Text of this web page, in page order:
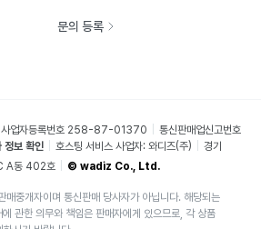
문의 등록
사업자등록번호 258-87-01370
통신판매업신고번호
정보 확인 호스팅 서비스 사업자: 와디즈(주)
경기
A동 402호
© wadiz Co., Ltd.
매중개자이며 통신판매 당사자가 아닙니다. 해당되는
관한 의무와 책임은 판매자에게 있으므로, 각 상품